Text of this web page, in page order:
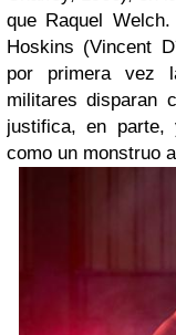
que Raquel
Hoskins (Vincent
por primera vez
militares disparan
justifica, en
como un monstruo